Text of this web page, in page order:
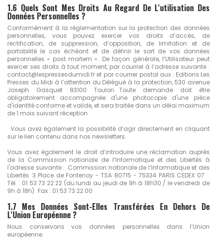
1.6 Quels Sont Mes Droits Au Regard De L'utilisation Des
Données Personnelles ?
Conformément à la règlementation sur la protection des données
personnelles, vous pouvez exercer vos droits d’accès, de
rectification, de suppression, d’opposition, de limitation et de
portabilité le cas échéant et de définir le sort de vos données
personnelles « post mortem ». De façon générale, l’Utilisateur peut
exercer ses droits à tout moment, par courriel à l’adresse suivante :
contact@lespressesdumidi.fr et par courrier postal aux : Editions Les
Presses du Midi à l’attention du Délégué à la protection, 530 avenue
Joseph Gasquet 83100 Toulon. Toute demande doit être
obligatoirement accompagnée d'une photocopie d'une pièce
d'identité conforme et valide, et sera traitée dans un délai maximum
de 1 mois suivant réception.
Vous avez également la possibilité d’agir directement en cliquant
sur le lien contenu dans nos newsletters.
Vous avez également le droit d’introduire une réclamation auprès
de la Commission nationale de l’Informatique et des Libertés à
l'adresse suivante : Commission nationale de l’Informatique et des
Libertés 3 Place de Fontenoy - TSA 80715 - 75334 PARIS CEDEX 07
Tél. : 01 53 73 22 22 (du lundi au jeudi de 9h à 18h30 / le vendredi de
9h à 18h) Fax : 01 53 73 22 00
1.7 Mes Données Sont-Elles Transférées En Dehors De
L'Union Européenne ?
Nous conservons vos données personnelles dans l’Union
européenne.